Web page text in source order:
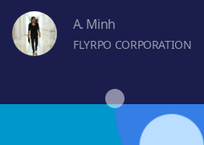
A. Minh
FLYRPO CORPORATION